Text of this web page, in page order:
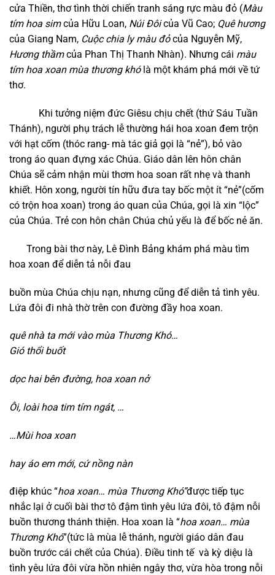
cửa Thiền, thơ tình thời chiến tranh sáng rực màu đỏ (Màu
tím hoa simcủa Hữu Loan, Núi Đôicủa Vũ Cao; Quê hương
của Giang Nam, Cuộc chia ly màu đỏcủa Nguyễn Mỹ,
Hương thầmcủa Phan Thị Thanh Nhàn). Nhưng cái màu
tím hoa xoan mùa thương khólà một khám phá mới về tứ
thơ.
Khi tưởng niệm đức Giêsu chịu chết (thứ Sáu Tuần
Thánh), người phụ trách lễ thường hái hoa xoan đem trộn
với hạt cốm (thóc rang- mà tác giả gọi là “nẻ”), bỏ vào
trong áo quan đựng xác Chúa. Giáo dân lên hôn chân
Chúa sẽ cảm nhận mùi thơm hoa soan rất nhẹ và thanh
khiết. Hôn xong, người tín hữu đưa tay bốc một ít “nẻ”(cốm
có trộn hoa xoan) trong áo quan của Chúa, gọi là xin “lộc”
của Chúa. Trẻ con hôn chân Chúa chủ yếu là để bốc nẻ ăn.
Trong bài thơ này, Lê Đình Bảng khám phá màu tìm
hoa xoan để diễn tả nỗi đau
buồn mùa Chúa chịu nạn, nhưng cũng để diễn tả tình yêu.
Lứa đôi đi nhà thờ trên con đường đầy hoa xoan.
quê nhà ta mới vào mùa Thương Khó…
Gió thổi buốt
dọc hai bên đường, hoa xoan nở
Ôi, loài hoa tim tím ngát, …
…Mùi hoa xoan
hay áo em mới, cứ nồng nàn
điệp khúc “hoa xoan… mùa Thương Khó”được tiếp tục
nhắc lại ở cuối bài thơ tô đậm tình yêu lứa đôi, tô đậm nỗi
buồn thương thánh thiện. Hoa xoan là “hoa xoan… mùa
Thương Khó”(tức là mùa lễ thánh, người giáo dân đau
buồn trước cái chết của Chúa). Điều tinh tế và kỳ diệu là
tình yêu lứa đôi vừa hồn nhiên ngây thơ, vừa hòa trong nỗi